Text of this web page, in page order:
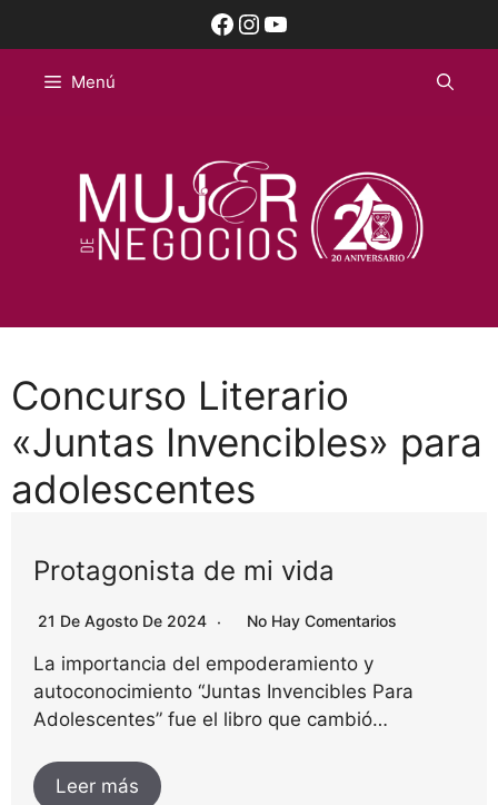
Facebook
Instagram
YouTube
Menú
Concurso Literario
«Juntas Invencibles» para
adolescentes
Protagonista de mi vida
21 De Agosto De 2024 No Hay Comentarios
La importancia del empoderamiento y
autoconocimiento “Juntas Invencibles Para
Adolescentes” fue el libro que cambió…
Leer más